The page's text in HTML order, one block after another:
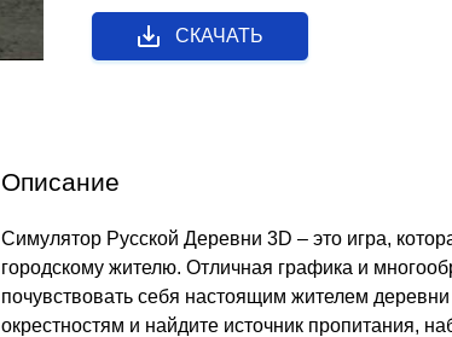
СКАЧАТЬ
Описание
Симулятор Русской Деревни 3D – это игра,
городскому жителю. Отличная графика и
почувствовать себя настоящим жителем
окрестностям и найдите источник пропитания,